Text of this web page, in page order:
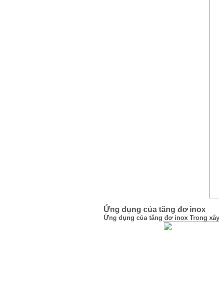
Ứng dụng của tăng đơ inox
Ứng dụng của tăng đơ inox Trong